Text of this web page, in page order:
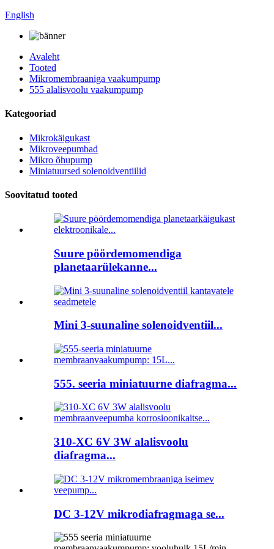
English
Avaleht
Tooted
Mikromembraaniga vaakumpump
555 alalisvoolu vaakumpump
Kategooriad
Mikrokäigukast
Mikroveepumbad
Mikro õhupump
Miniatuursed solenoidventiilid
Soovitatud tooted
Suure pöördemomendiga
planetaarülekanne...
Mini 3-suunaline solenoidventiil...
555. seeria miniatuurne diafragma...
310-XC 6V 3W alalisvoolu
diafragma...
DC 3-12V mikrodiafragmaga se...